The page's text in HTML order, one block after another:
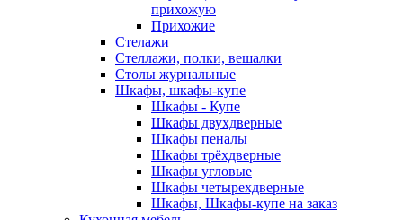
прихожую
Прихожие
Стелажи
Стеллажи, полки, вешалки
Столы журнальные
Шкафы, шкафы-купе
Шкафы - Купе
Шкафы двухдверные
Шкафы пеналы
Шкафы трёхдверные
Шкафы угловые
Шкафы четырехдверные
Шкафы, Шкафы-купе на заказ